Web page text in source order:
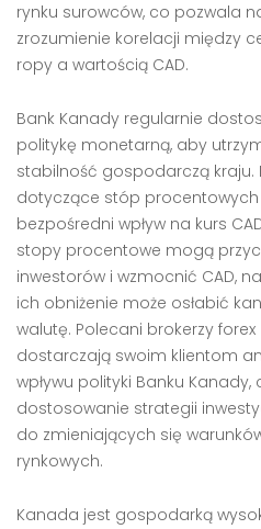
rynku surowców, co pozwala
zrozumienie korelacji między
ropy a wartością CAD.
Bank Kanady regularnie
politykę monetarną, aby
stabilność gospodarczą kraju.
dotyczące stóp
bezpośredni wpływ na kurs
stopy procentowe mogą
inwestorów i wzmocnić CAD,
ich obniżenie może osłabić
walutę. Polecani brokerzy forex
dostarczają swoim klientom
wpływu polityki Banku Kanady,
dostosowanie strategii
do zmieniających się
rynkowych.
Kanada jest gospodarką